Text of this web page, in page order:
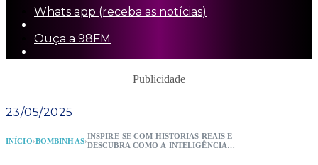
Whats app (receba as notícias)
Ouça a 98FM
Publicidade
23/05/2025
INÍCIO›BOMBINHAS›
INSPIRE-SE COM HISTÓRIAS REAIS E
DESCUBRA COMO A INTELIGÊNCIA